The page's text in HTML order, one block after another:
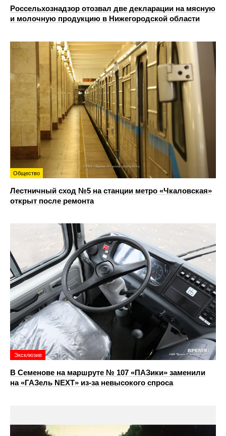
Россельхознадзор отозвал две декларации на мясную
и молочную продукцию в Нижегородской области
Общество
Лестничный сход №5 на станции метро «Чкаловская»
открыт после ремонта
Эксклюзив
В Семенове на маршруте № 107 «ПАЗики» заменили
на «ГАЗель NEXT» из‑за невысокого спроса